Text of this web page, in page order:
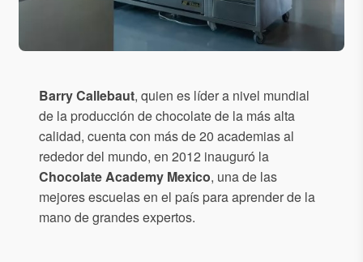
Barry Callebaut, quien es líder a nivel mundial
de la producción de chocolate de la más alta
calidad, cuenta con más de 20 academias al
rededor del mundo, en 2012 inauguró la
Chocolate Academy Mexico, una de las
mejores escuelas en el país para aprender de la
mano de grandes expertos.